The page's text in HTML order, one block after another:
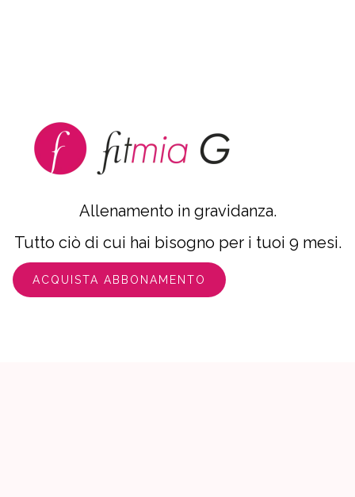
Allenamento in gravidanza.
Tutto ciò di cui hai bisogno per i tuoi 9 mesi.
ACQUISTA ABBONAMENTO